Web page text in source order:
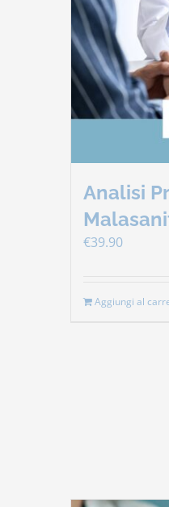
Analisi
€39.90
Aggiungi al